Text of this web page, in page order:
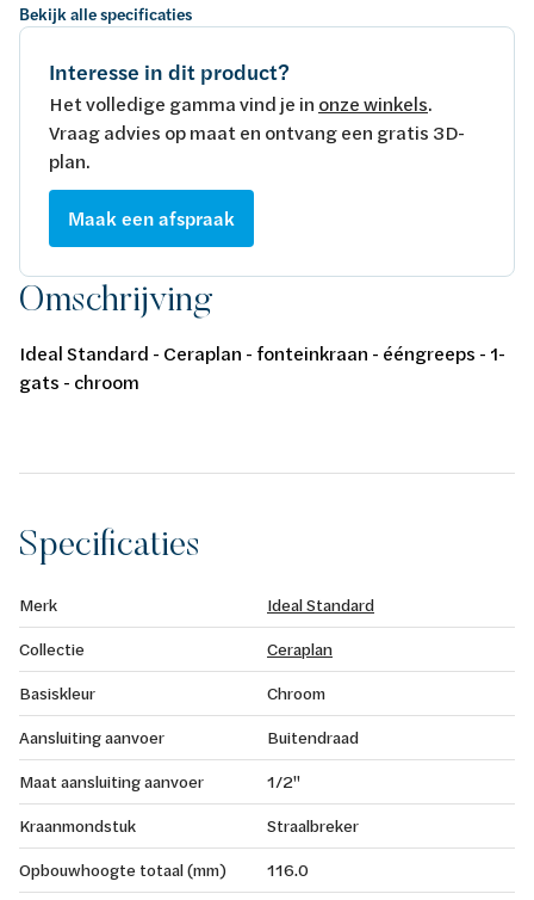
Bekijk alle specificaties
Interesse in dit product?
Het volledige gamma vind je in onze winkels.
Vraag advies op maat en ontvang een gratis 3D-
plan.
Maak een afspraak
Omschrijving
Ideal Standard - Ceraplan - fonteinkraan - ééngreeps - 1-
gats - chroom
Specificaties
Merk
Ideal Standard
Collectie
Ceraplan
Basiskleur
Chroom
Aansluiting aanvoer
Buitendraad
Maat aansluiting aanvoer
1/2"
Kraanmondstuk
Straalbreker
Opbouwhoogte totaal (mm)
116.0